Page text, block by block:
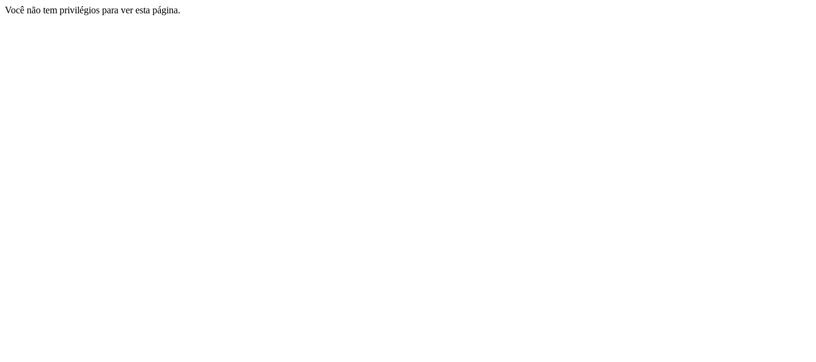
Você não tem privilégios para ver esta página.